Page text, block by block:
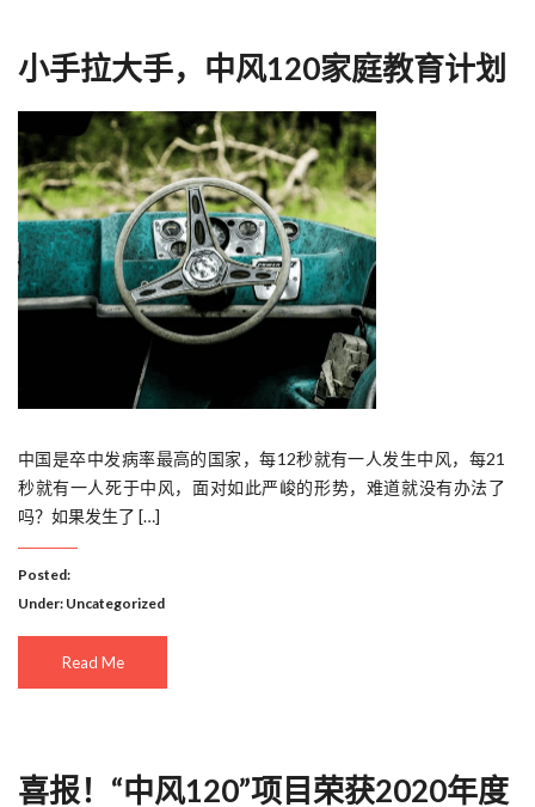
小手拉大手，中风120家庭教育计划
中国是卒中发病率最高的国家，每12秒就有一人发生中风，每21
秒就有一人死于中风，面对如此严峻的形势，难道就没有办法了
吗？如果发生了 […]
Posted:
Under: Uncategorized
Read Me
喜报！“中风120”项目荣获2020年度